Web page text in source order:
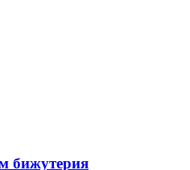
бижутерия